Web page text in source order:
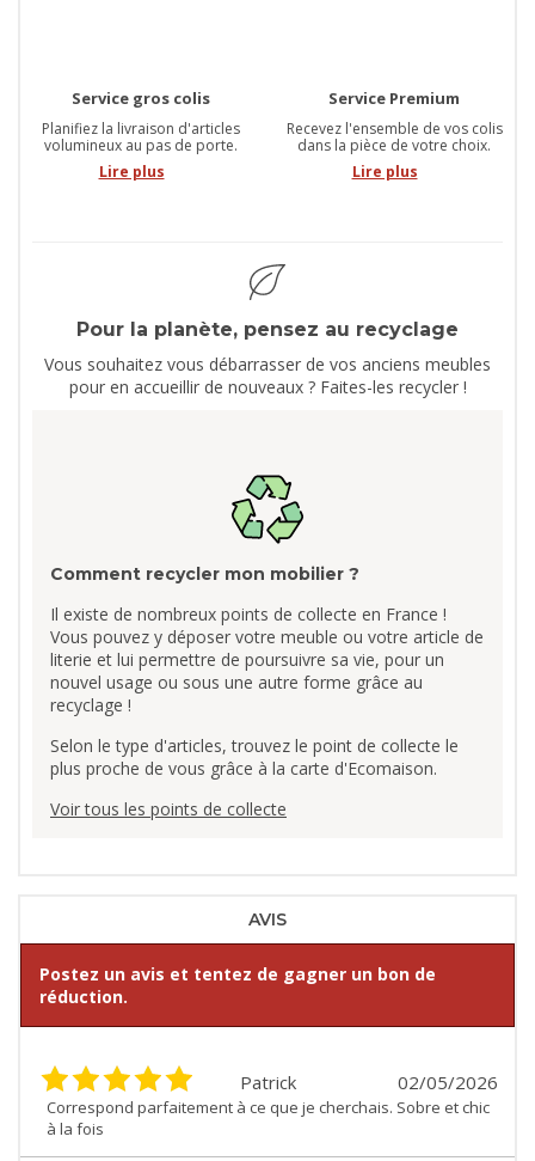
Service gros colis
Planifiez la livraison d'articles
volumineux au pas de porte.
Lire plus
Service Premium
Recevez l'ensemble de vos colis
dans la pièce de votre choix.
Lire plus
Pour la planète, pensez au recyclage
Vous souhaitez vous débarrasser de vos anciens meubles
pour en accueillir de nouveaux ? Faites-les recycler !
Comment recycler mon mobilier ?
Il existe de nombreux points de collecte en France !
Vous pouvez y déposer votre meuble ou votre article de
literie et lui permettre de poursuivre sa vie, pour un
nouvel usage ou sous une autre forme grâce au
recyclage !
Selon le type d'articles, trouvez le point de collecte le
plus proche de vous grâce à la carte d'Ecomaison.
Voir tous les points de collecte
AVIS
Postez un avis et tentez de gagner un bon de
réduction.
02/05/2026
Patrick
Correspond parfaitement à ce que je cherchais. Sobre et chic
à la fois